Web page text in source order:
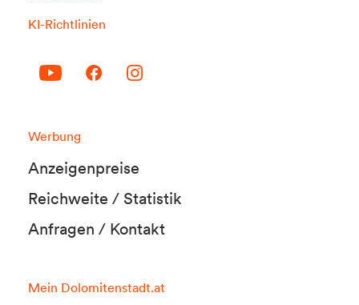
KI-Richtlinien
Werbung
Anzeigenpreise
Reichweite / Statistik
Anfragen / Kontakt
Mein Dolomitenstadt.at